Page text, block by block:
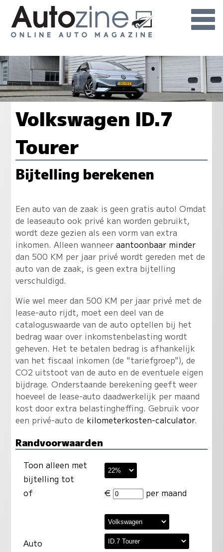
Volkswagen ID.7
Tourer
Bijtelling berekenen
Een auto van de zaak is geen gratis auto! Omdat
de leaseauto ook privé kan worden gebruikt,
wordt deze gezien als een vorm van extra
inkomen. Alleen wanneer aantoonbaar minder
dan 500 KM per jaar privé wordt gereden met de
auto van de zaak, is geen extra bijtelling
verschuldigd.
Wie wel meer dan 500 KM per jaar privé met de
lease-auto rijdt, moet een deel van de
cataloguswaarde van de auto optellen bij het
bedrag waar over inkomstenbelasting wordt
geheven. Het te betalen bedrag is afhankelijk
van het fiscaal inkomen (de "tariefgroep"), de
CO2 uitstoot van de auto en de eventuele eigen
bijdrage. Onderstaande berekening geeft weer
hoeveel de lease-auto daadwerkelijk per maand
kost door extra belastingheffing. Gebruik voor
een privé-auto de kilometerkosten-calculator.
Randvoorwaarden
Toon alleen met
bijtelling tot
of
€ per maand
Auto